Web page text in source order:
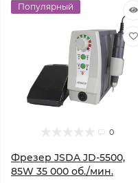
Популярный
0
Фрезер JSDA JD-5500,
85W 35 000 об./мин.